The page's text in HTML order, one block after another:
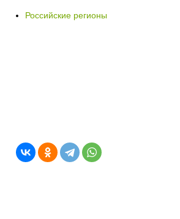
Российские регионы